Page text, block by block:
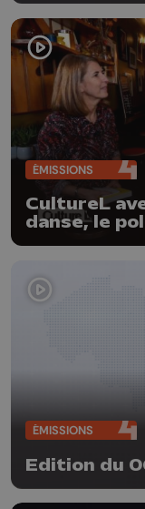
ÉMISSIONS
CultureL
danse, le
ÉMISSIONS
Edition du